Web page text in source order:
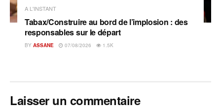
A L'INSTANT
Tabax/Construire au bord de l’implosion : des
responsables sur le départ
BY ASSANE 07/08/2026 1.5K
Laisser un commentaire